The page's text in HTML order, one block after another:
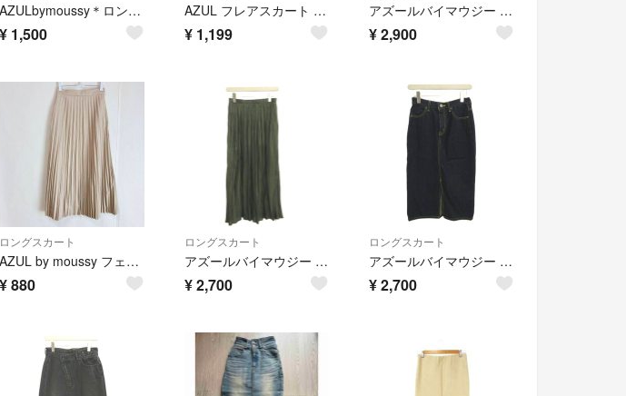
AZULbymoussy＊ロングスカート
¥ 1,500
AZUL フレアスカート #ブラック×花柄S
¥ 1,199
アズールバイマウジー カラーデニムタイトスカート S 白 ホワイト スリット入り
¥2,900
ロングスカート
AZUL by moussy フェイクレザーロングプリーツスカート S ベージュ
¥880
ロングスカート
アズールバイマウジー スカート プリーツスカート M カーキ 無地 ロング丈
¥2,700
ロングスカート
アズールバイマウジー デニムスカート M インディゴ ミモレ丈 フロントスリット
¥2,700